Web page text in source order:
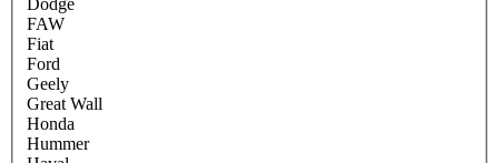
Dodge
FAW
Fiat
Ford
Geely
Great Wall
Honda
Hummer